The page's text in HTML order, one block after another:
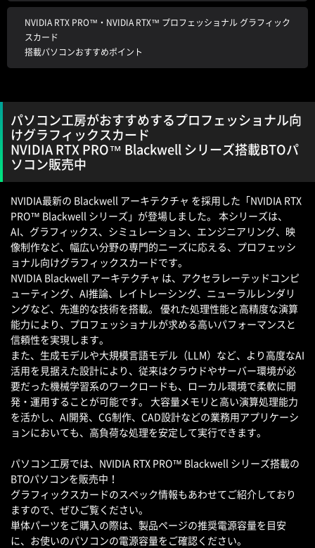
NVIDIA RTX PRO™・NVIDIA RTX™ プロフェッショナル グラフィック
スカード
搭載パソコンおすすめポイント
パソコン工房がおすすめするプロフェッショナル向
けグラフィックスカード
NVIDIA RTX PRO™ Blackwell シリーズ搭載BTOパ
ソコン販売中
NVIDIA最新の Blackwell アーキテクチャ を採用した「NVIDIA RTX
PRO™ Blackwell シリーズ」が登場しました。 本シリーズは、
AI、グラフィックス、シミュレーション、エンジニアリング、映
像制作など、幅広い分野の専門的ニーズに応える、プロフェッシ
ョナル向けグラフィックスカードです。
NVIDIA Blackwell アーキテクチャ は、アクセラレーテッドコンピ
ューティング、AI推論、レイトレーシング、ニューラルレンダリ
ングなど、先進的な技術を搭載。 優れた処理性能と高精度な演算
能力により、プロフェッショナルが求める高いパフォーマンスと
信頼性を実現します。
また、生成モデルや大規模言語モデル（LLM）など、より高度なAI
活用を見据えた設計により、従来はクラウドやサーバー環境が必
要だった機械学習系のワークロードも、ローカル環境で柔軟に開
発・運用することが可能です。 大容量メモリと高い演算処理能力
を活かし、AI開発、CG制作、CAD設計などの業務用アプリケーシ
ョンにおいても、高負荷な処理を安定して実行できます。
パソコン工房では、NVIDIA RTX PRO™ Blackwell シリーズ搭載の
BTOパソコンを販売中！
グラフィックスカードのスペック情報もあわせてご紹介しており
ますので、ぜひご覧ください。
単体パーツをご購入の際は、製品ページの推奨電源容量を目安
に、お使いのパソコンの電源容量をご確認ください。